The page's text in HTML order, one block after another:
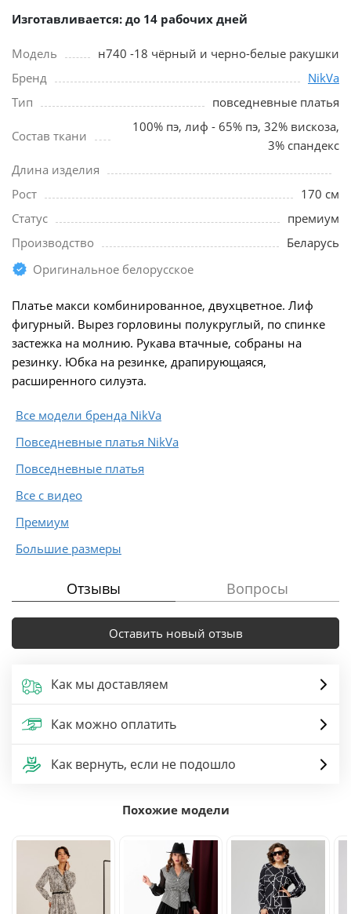
Изготавливается: до 14 рабочих дней
Модель
н740 -18 чёрный и черно-белые ракушки
Бренд
NikVa
Тип
повседневные платья
Состав ткани
100% пэ, лиф - 65% пэ, 32% вискоза,
3% спандекс
Длина изделия
Рост
170 см
Статус
премиум
Производство
Беларусь
Оригинальное белорусское
Платье макси комбинированное, двухцветное. Лиф
фигурный. Вырез горловины полукруглый, по спинке
застежка на молнию. Рукава втачные, собраны на
резинку. Юбка на резинке, драпирующаяся,
расширенного силуэта.
Все модели бренда NikVa
Повседневные платья NikVa
Повседневные платья
Все с видео
Премиум
Большие размеры
Отзывы Вопросы
Оставить новый отзыв
Как мы доставляем
Как можно оплатить
Как вернуть, если не подошло
Похожие модели